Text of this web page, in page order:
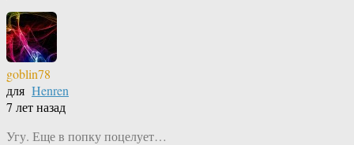
goblin78
для Henren
7 лет назад
Угу. Еще в попку поцелует…